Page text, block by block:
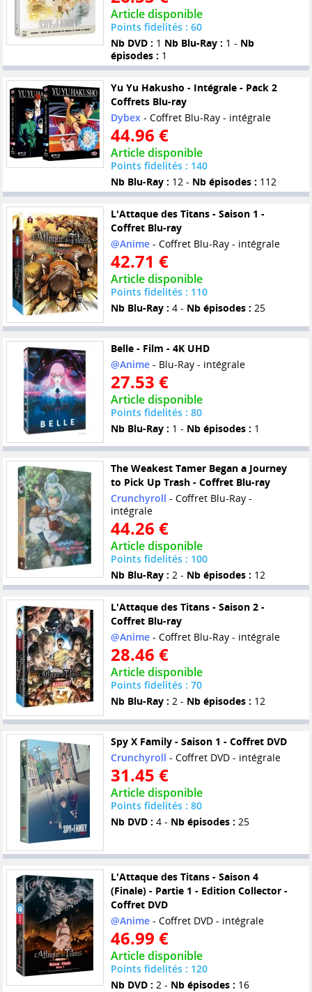
Article disponible
Points fidelités : 60
Nb DVD : 1 Nb Blu-Ray : 1 - Nb
épisodes : 1
Yu Yu Hakusho - Intégrale - Pack 2
Coffrets Blu-ray
Dybex- Coffret Blu-Ray - intégrale
44.96 €
Article disponible
Points fidelités : 140
Nb Blu-Ray : 12 - Nb épisodes : 112
L'Attaque des Titans - Saison 1 -
Coffret Blu-ray
@Anime- Coffret Blu-Ray - intégrale
42.71 €
Article disponible
Points fidelités : 110
Nb Blu-Ray : 4 - Nb épisodes : 25
Belle - Film - 4K UHD
@Anime- Blu-Ray - intégrale
27.53 €
Article disponible
Points fidelités : 80
Nb Blu-Ray : 1 - Nb épisodes : 1
The Weakest Tamer Began a Journey
to Pick Up Trash - Coffret Blu-ray
Crunchyroll - Coffret Blu-Ray -
intégrale
44.26 €
Article disponible
Points fidelités : 100
Nb Blu-Ray : 2 - Nb épisodes : 12
L'Attaque des Titans - Saison 2 -
Coffret Blu-ray
@Anime- Coffret Blu-Ray - intégrale
28.46 €
Article disponible
Points fidelités : 70
Nb Blu-Ray : 2 - Nb épisodes : 12
Spy X Family - Saison 1 - Coffret DVD
Crunchyroll - Coffret DVD - intégrale
31.45 €
Article disponible
Points fidelités : 80
Nb DVD : 4 - Nb épisodes : 25
L'Attaque des Titans - Saison 4
(Finale) - Partie 1 - Edition Collector -
Coffret DVD
@Anime- Coffret DVD - intégrale
46.99 €
Article disponible
Points fidelités : 120
Nb DVD : 2 - Nb épisodes : 16